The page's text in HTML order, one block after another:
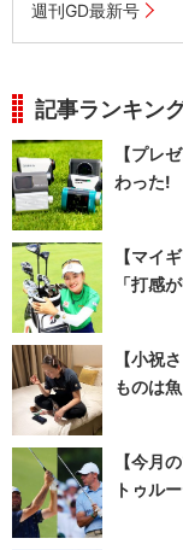
週刊GD最新号
記事ランキン
【プレ
わった!
【マイ
「打感
【小祝
ものは
【今月
トゥル